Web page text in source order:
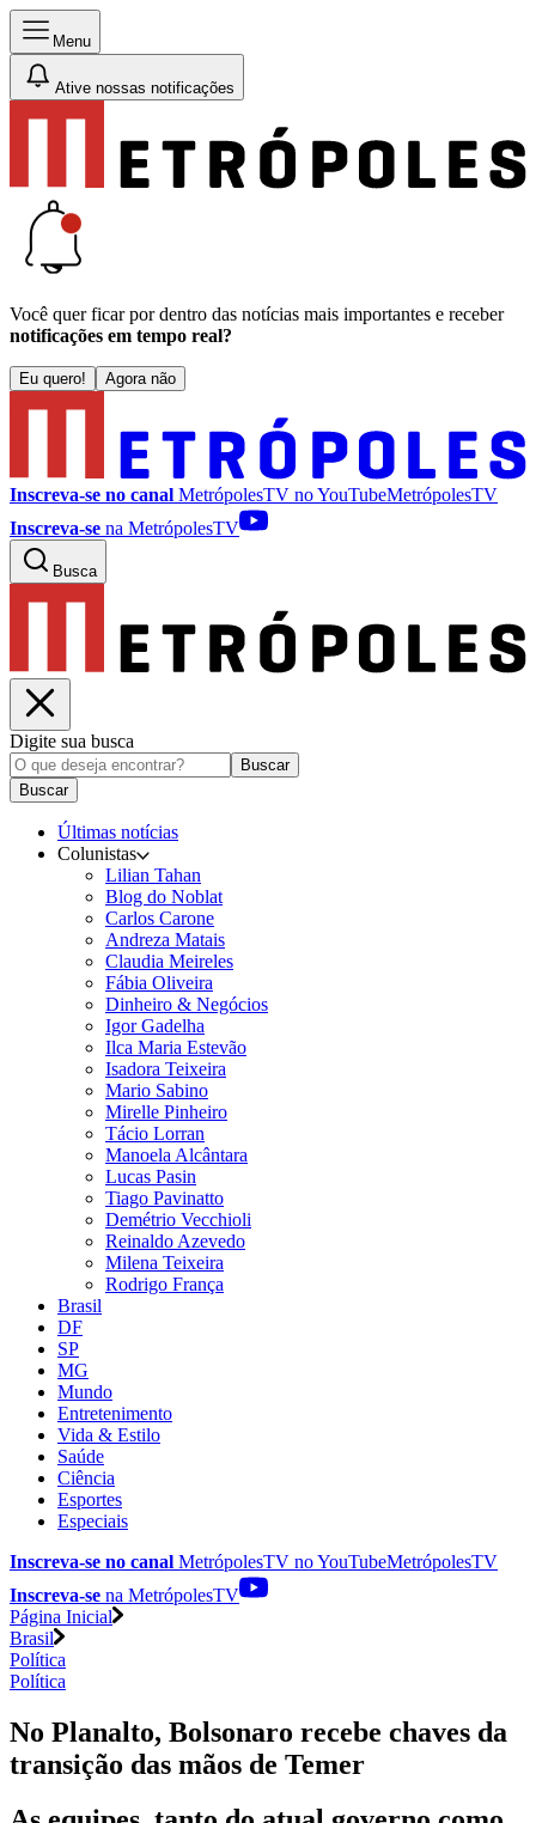
Menu
Ative nossas notificações
Você quer ficar por dentro das notícias mais importantes e receber
notificações em tempo real?
Eu quero! Agora não
Inscreva-se no canal MetrópolesTV noYouTubeMetrópolesTV
Inscreva-se na MetrópolesTV
Busca
Digite sua busca
Buscar
Buscar
Últimas notícias
Colunistas
Lilian Tahan
Blog do Noblat
Carlos Carone
Andreza Matais
Claudia Meireles
Fábia Oliveira
Dinheiro & Negócios
Igor Gadelha
Ilca Maria Estevão
Isadora Teixeira
Mario Sabino
Mirelle Pinheiro
Tácio Lorran
Manoela Alcântara
Lucas Pasin
Tiago Pavinatto
Demétrio Vecchioli
Reinaldo Azevedo
Milena Teixeira
Rodrigo França
Brasil
DF
SP
MG
Mundo
Entretenimento
Vida & Estilo
Saúde
Ciência
Esportes
Especiais
Inscreva-se no canal MetrópolesTV noYouTubeMetrópolesTV
Inscreva-se na MetrópolesTV
Página Inicial
Brasil
Política
Política
No Planalto, Bolsonaro recebe chaves da
transição das mãos de Temer